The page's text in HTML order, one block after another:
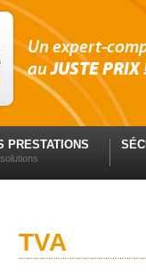
Un expert-
auJUSTE PRIX
PRESTATIONS
TVA